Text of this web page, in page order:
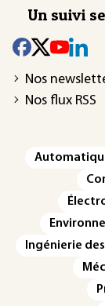
Un suivi
Nos
Nos flux RSS
Ingénierie